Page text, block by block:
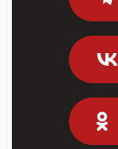
80% сирийцев
04:47, 10 Апреля
ИНН для
логических
переводах по ...
03:35, 10 Апреля
Суммарное
крупных